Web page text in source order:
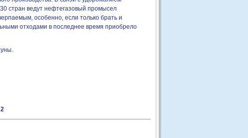
стран ведут нефтегазовый промысел
особенно, если только брать и
отходами в последнее время приобрело
2